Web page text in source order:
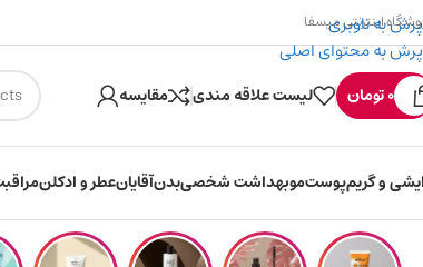
پرش به ناوبری
پرش به محتوای اصلی
۳۰۰ میسکوین (۳۰ هزار تومن) هدیه خرید اول
اینترنتی میسفا
0تومان لیست علاقه مندی مقایسه
و گریمپوستموبهداشت شخصیبدنآقایانعطر و ادکلن